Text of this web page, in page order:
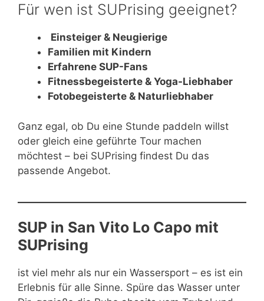
Für wen ist SUPrising geeignet?
Einsteiger & Neugierige
Familien mit Kindern
Erfahrene SUP-Fans
Fitnessbegeisterte & Yoga-Liebhaber
Fotobegeisterte & Naturliebhaber
Ganz egal, ob Du eine Stunde paddeln willst
oder gleich eine geführte Tour machen
möchtest – bei SUPrising findest Du das
passende Angebot.
SUP in San Vito Lo Capo mit
SUPrising
ist viel mehr als nur ein Wassersport – es ist ein
Erlebnis für alle Sinne. Spüre das Wasser unter